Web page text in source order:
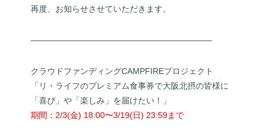
再度、お知らせさせていただきます。
——————————————————————
クラウドファンディングCAMPFIREプロジェクト
「リ・ライフのプレミアム食事券で大阪北摂の皆様に
「喜び」や「楽しみ」を届けたい！」
期間：2/3(金) 18:00〜3/19(日) 23:59まで